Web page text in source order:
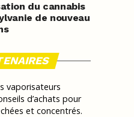
du cannabis
de nouveau
vaporisateurs
d’achats pour
et concentrés.